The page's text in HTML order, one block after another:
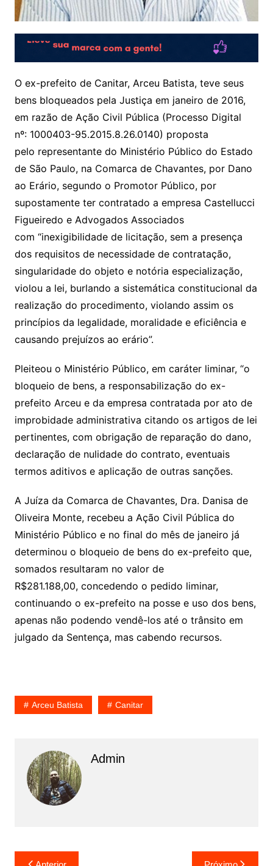
O ex-prefeito de Canitar, Arceu Batista, teve seus
bens bloqueados pela Justiça em janeiro de 2016,
em razão de Ação Civil Pública (Processo Digital
nº: 1000403-95.2015.8.26.0140) proposta
pelo representante do Ministério Público do Estado
de São Paulo, na Comarca de Chavantes, por Dano
ao Erário, segundo o Promotor Público, por
supostamente ter contratado a empresa Castellucci
Figueiredo e Advogados Associados
com “inexigibilidade de licitação, sem a presença
dos requisitos de necessidade de contratação,
singularidade do objeto e notória especialização,
violou a lei, burlando a sistemática constitucional da
realização do procedimento, violando assim os
princípios da legalidade, moralidade e eficiência e
causando prejuízos ao erário”.
Pleiteou o Ministério Público, em caráter liminar, “o
bloqueio de bens, a responsabilização do ex-
prefeito Arceu e da empresa contratada por ato de
improbidade administrativa citando os artigos de lei
pertinentes, com obrigação de reparação do dano,
declaração de nulidade do contrato, eventuais
termos aditivos e aplicação de outras sanções.
A Juíza da Comarca de Chavantes, Dra. Danisa de
Oliveira Monte, recebeu a Ação Civil Pública do
Ministério Público e no final do mês de janeiro já
determinou o bloqueio de bens do ex-prefeito que,
somados resultaram no valor de
R$281.188,00, concedendo o pedido liminar,
continuando o ex-prefeito na posse e uso dos bens,
apenas não podendo vendê-los até o trânsito em
julgado da Sentença, mas cabendo recursos.
Arceu Batista Canitar
Admin